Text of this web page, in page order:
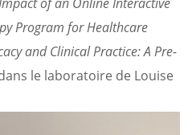
Program for Healthcare
and Clinical Practice: A Pre-
le laboratoire de Louise